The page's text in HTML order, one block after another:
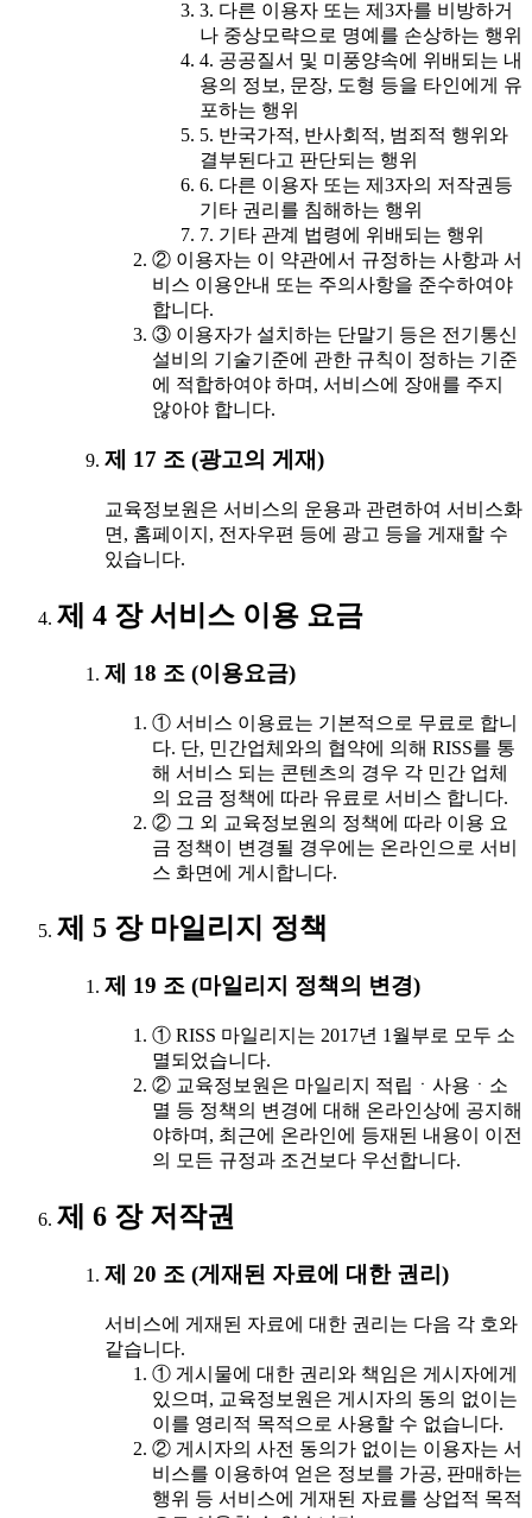
3. 다른 이용자 또는 제3자를 비방하거
나 중상모략으로 명예를 손상하는 행위
4. 공공질서 및 미풍양속에 위배되는 내
용의 정보, 문장, 도형 등을 타인에게 유
포하는 행위
5. 반국가적, 반사회적, 범죄적 행위와
결부된다고 판단되는 행위
6. 다른 이용자 또는 제3자의 저작권등
기타 권리를 침해하는 행위
7. 기타 관계 법령에 위배되는 행위
② 이용자는 이 약관에서 규정하는 사항과 서
비스 이용안내 또는 주의사항을 준수하여야
합니다.
③ 이용자가 설치하는 단말기 등은 전기통신
설비의 기술기준에 관한 규칙이 정하는 기준
에 적합하여야 하며, 서비스에 장애를 주지
않아야 합니다.
제 17 조 (광고의 게재)
교육정보원은 서비스의 운용과 관련하여 서비스화
면, 홈페이지, 전자우편 등에 광고 등을 게재할 수
있습니다.
제 4 장 서비스 이용 요금
제 18 조 (이용요금)
① 서비스 이용료는 기본적으로 무료로 합니
다. 단, 민간업체와의 협약에 의해 RISS를 통
해 서비스 되는 콘텐츠의 경우 각 민간 업체
의 요금 정책에 따라 유료로 서비스 합니다.
② 그 외 교육정보원의 정책에 따라 이용 요
금 정책이 변경될 경우에는 온라인으로 서비
스 화면에 게시합니다.
제 5 장 마일리지 정책
제 19 조 (마일리지 정책의 변경)
① RISS 마일리지는 2017년 1월부로 모두 소
멸되었습니다.
② 교육정보원은 마일리지 적립ㆍ사용ㆍ소
멸 등 정책의 변경에 대해 온라인상에 공지해
야하며, 최근에 온라인에 등재된 내용이 이전
의 모든 규정과 조건보다 우선합니다.
제 6 장 저작권
제 20 조 (게재된 자료에 대한 권리)
서비스에 게재된 자료에 대한 권리는 다음 각 호와
같습니다.
① 게시물에 대한 권리와 책임은 게시자에게
있으며, 교육정보원은 게시자의 동의 없이는
이를 영리적 목적으로 사용할 수 없습니다.
② 게시자의 사전 동의가 없이는 이용자는 서
비스를 이용하여 얻은 정보를 가공, 판매하는
행위 등 서비스에 게재된 자료를 상업적 목적